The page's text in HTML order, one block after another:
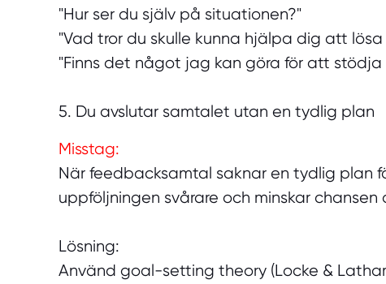
"Hur ser du själv på situationen?"
"Vad tror du skulle kunna hjälpa dig att
"Finns det något jag kan göra för att stödja
5. Du avslutar samtalet utan en tydlig plan
Misstag:
När feedbacksamtal saknar en tydlig plan
uppföljningen svårare och minskar
Lösning:
Använd goal-setting theory (Locke &